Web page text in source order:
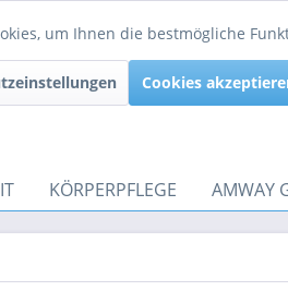
KÖRPERPFLEGE AMWAY
um Ihnen die bestmögliche
Cookies